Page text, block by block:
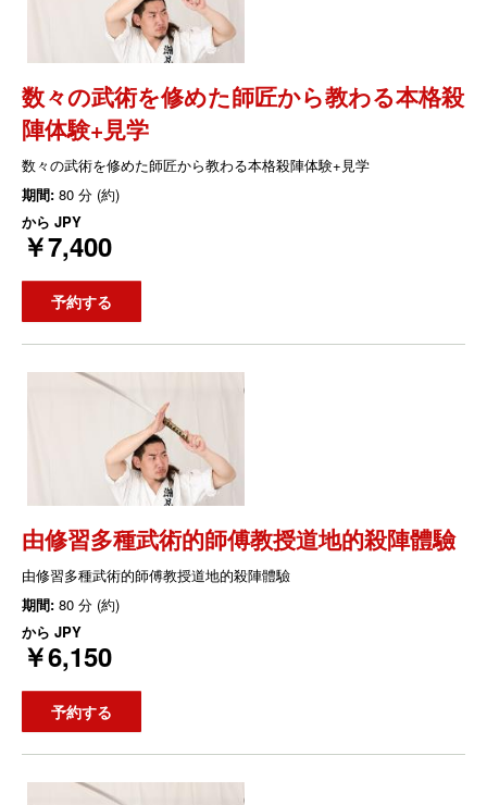
数々の武術を修めた師匠から教わる本格殺
陣体験+見学
数々の武術を修めた師匠から教わる本格殺陣体験+見学
期間: 80 分 (約)
から JPY
￥7,400
予約する
由修習多種武術的師傅教授道地的殺陣體驗
由修習多種武術的師傅教授道地的殺陣體驗
期間: 80 分 (約)
から JPY
￥6,150
予約する